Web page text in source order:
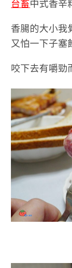
台畜中式香辛
香腸的大小我
又怕一下子塞
咬下去有嚼勁